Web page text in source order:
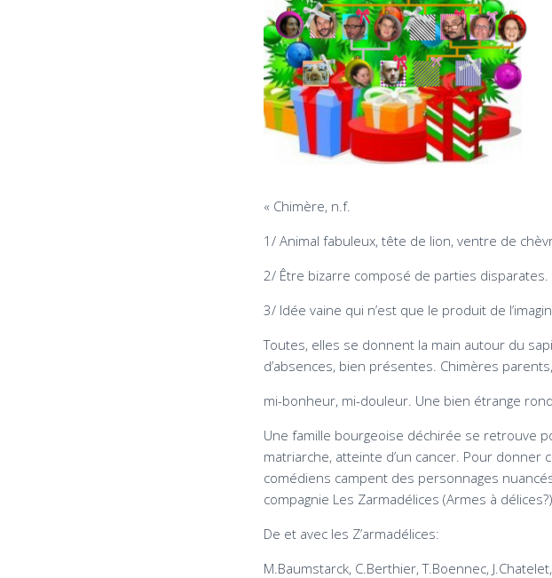
« Chimère, n.f.
1/ Animal fabuleux, tête de lion, ventre de
2/ Être bizarre composé de parties disparates.
3/ Idée vaine qui n’est que le produit de
Toutes, elles se donnent la main autour du
d’absences, bien présentes. Chimères
mi-bonheur, mi-douleur. Une bien étrange
Une famille bourgeoise déchirée se retrouve
matriarche, atteinte d’un cancer. Pour
comédiens campent des personnages
compagnie Les Zarmadélices (Armes à
De et avec les Z’armadélices:
M.Baumstarck, C.Berthier, T.Boennec,